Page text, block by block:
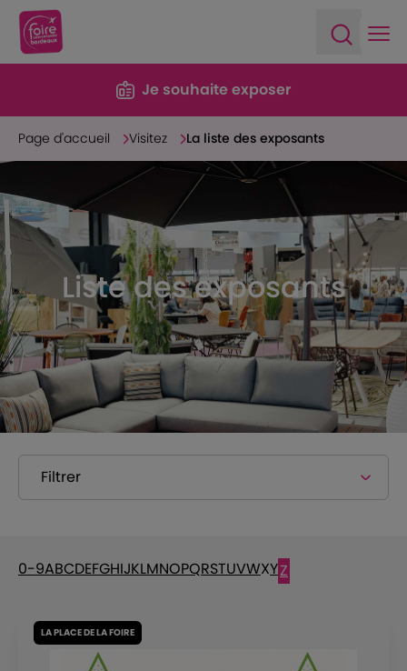
Je souhaite exposer
Page d'accueil Visitez La liste des exposants
Liste des exposants
Filtrer
0-9ABCDEFGHIJKLMNOPQRSTUVWXYZ
LA PLACE DE LA FOIRE